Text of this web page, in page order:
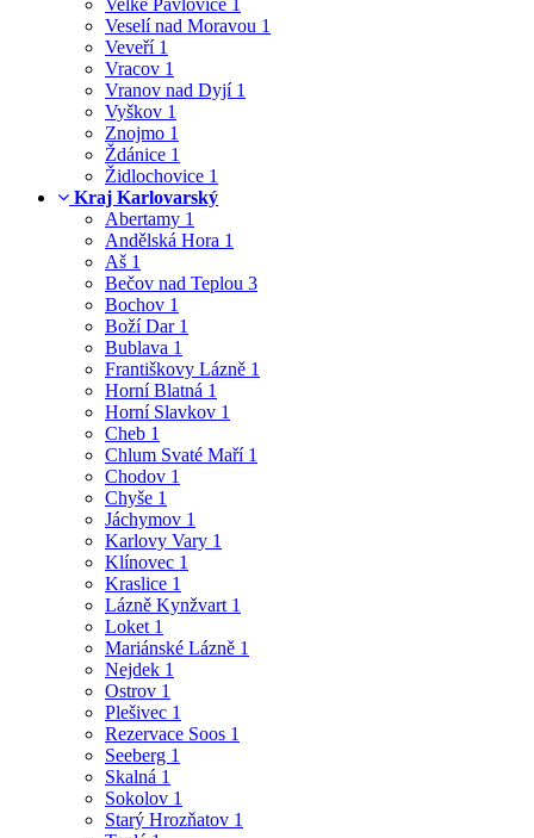
Velké Pavlovice 1
Veselí nad Moravou 1
Veveří 1
Vracov 1
Vranov nad Dyjí 1
Vyškov 1
Znojmo 1
Ždánice 1
Židlochovice 1
Kraj Karlovarský
Abertamy 1
Andělská Hora 1
Aš 1
Bečov nad Teplou 3
Bochov 1
Boží Dar 1
Bublava 1
Františkovy Lázně 1
Horní Blatná 1
Horní Slavkov 1
Cheb 1
Chlum Svaté Maří 1
Chodov 1
Chyše 1
Jáchymov 1
Karlovy Vary 1
Klínovec 1
Kraslice 1
Lázně Kynžvart 1
Loket 1
Mariánské Lázně 1
Nejdek 1
Ostrov 1
Plešivec 1
Rezervace Soos 1
Seeberg 1
Skalná 1
Sokolov 1
Starý Hrozňatov 1